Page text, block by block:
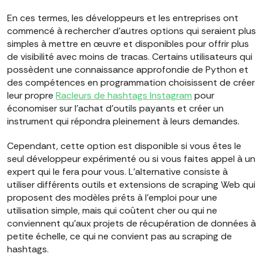
En ces termes, les développeurs et les entreprises ont
commencé à rechercher d'autres options qui seraient plus
simples à mettre en œuvre et disponibles pour offrir plus
de visibilité avec moins de tracas. Certains utilisateurs qui
possèdent une connaissance approfondie de Python et
des compétences en programmation choisissent de créer
leur propre Racleurs de hashtags Instagram pour
économiser sur l'achat d'outils payants et créer un
instrument qui répondra pleinement à leurs demandes.
Cependant, cette option est disponible si vous êtes le
seul développeur expérimenté ou si vous faites appel à un
expert qui le fera pour vous. L'alternative consiste à
utiliser différents outils et extensions de scraping Web qui
proposent des modèles prêts à l'emploi pour une
utilisation simple, mais qui coûtent cher ou qui ne
conviennent qu'aux projets de récupération de données à
petite échelle, ce qui ne convient pas au scraping de
hashtags.